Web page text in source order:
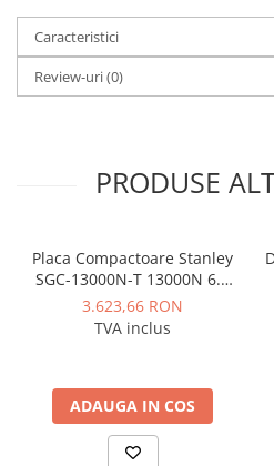
Canalizare interioara
Canalizare exterioara
Canalizare pluviala
Tevi PEHD gaz
Vane de gaz si robineti
Aparate sudura si dispozitive gaz
Izolatii tehnice
Izolatii pentru sisteme solare
Izolatii pentru tevi si conducte
Polistiren expandat
Caracteristici
Review-uri(0)
PRODUSE
Placa Compactoare Stanley
SGC-13000N-T 13000N 6.5
CP 196cc
3.623,66 RON
TVA inclus
ADAUGA IN COS